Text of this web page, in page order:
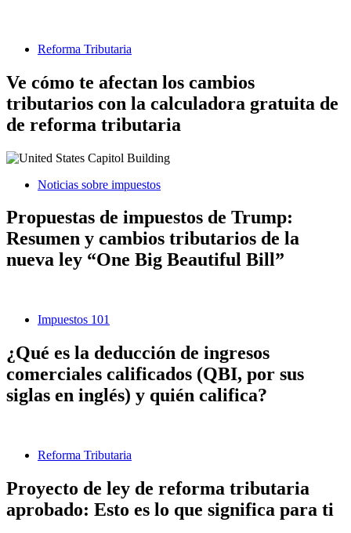
Reforma Tributaria
Ve cómo te afectan los cambios
tributarios con la calculadora gratuita de
de reforma tributaria
Noticias sobre impuestos
Propuestas de impuestos de Trump:
Resumen y cambios tributarios de la
nueva ley “One Big Beautiful Bill”
Impuestos 101
¿Qué es la deducción de ingresos
comerciales calificados (QBI, por sus
siglas en inglés) y quién califica?
Reforma Tributaria
Proyecto de ley de reforma tributaria
aprobado: Esto es lo que significa para ti